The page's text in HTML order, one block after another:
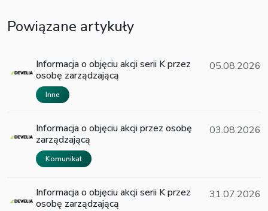
Powiązane artykuły
Informacja o objęciu akcji serii K przez
osobę zarządzającą
Inne
05.08.2026
Informacja o objęciu akcji przez osobę
zarządzającą
Komunikat
03.08.2026
Informacja o objęciu akcji serii K przez
osobę zarządzającą
31.07.2026